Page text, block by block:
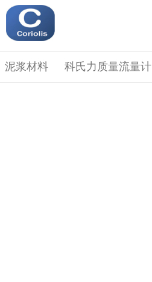
泥浆材料 科氏力质量流量计